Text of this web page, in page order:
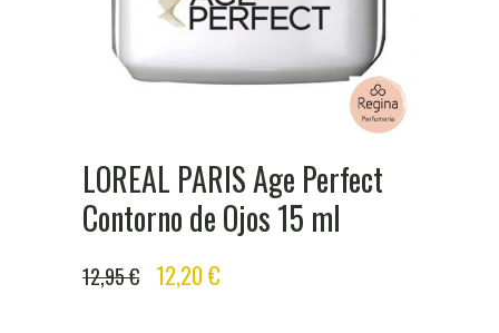
LOREAL PARIS Age Perfect
Contorno de Ojos 15 ml
12,95€
ORIGINAL
12,20 €